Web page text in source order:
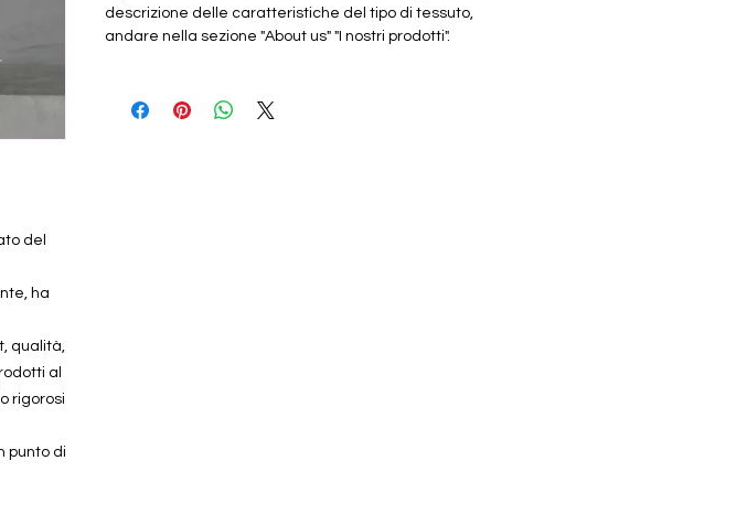
del
ha
qualità,
al
rigorosi
punto di
descrizione delle caratteristiche del tipo di tessuto,
andare nella sezione "About us" "I nostri prodotti".